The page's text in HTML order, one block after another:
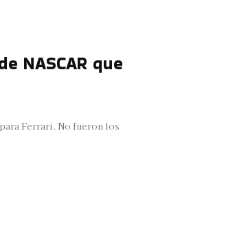
NASCAR que
Ferrari. No fueron los